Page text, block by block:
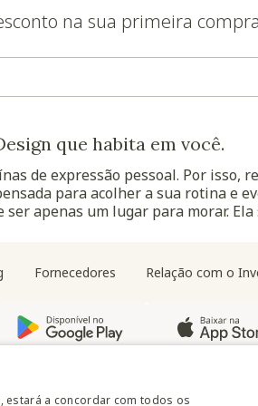
na sua primeira compra
que habita em você.
de expressão pessoal. Por isso,
para acolher a sua rotina e
ser apenas um lugar para morar.
Fornecedores Relação com o
estará a concordar com todos os